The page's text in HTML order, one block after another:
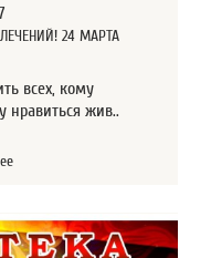
24 МАРТА
всех, кому
нравиться жив..